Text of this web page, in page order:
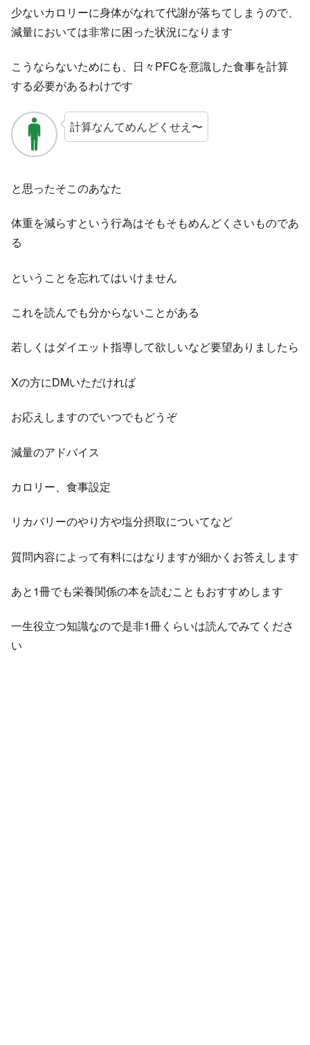
少ないカロリーに身体がなれて代謝が落ちてしまうので、
減量においては非常に困った状況になります
こうならないためにも、日々PFCを意識した食事を計算
する必要があるわけです
計算なんてめんどくせえ〜
と思ったそこのあなた
体重を減らすという行為はそもそもめんどくさいものであ
る
ということを忘れてはいけません
これを読んでも分からないことがある
若しくはダイエット指導して欲しいなど要望ありましたら
Xの方にDMいただければ
お応えしますのでいつでもどうぞ
減量のアドバイス
カロリー、食事設定
リカバリーのやり方や塩分摂取についてなど
質問内容によって有料にはなりますが細かくお答えします
あと1冊でも栄養関係の本を読むこともおすすめします
一生役立つ知識なので是非1冊くらいは読んでみてくださ
い